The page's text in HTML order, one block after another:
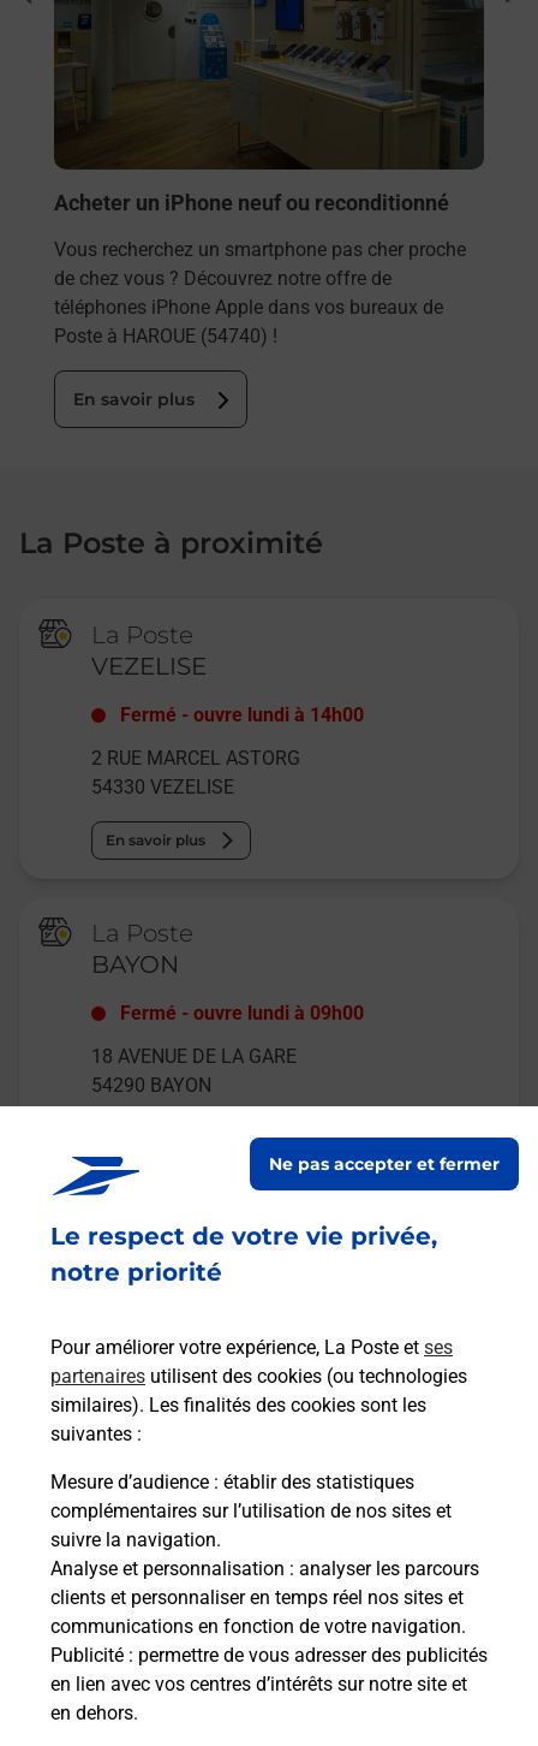
Le respect de votre vie privée,
notre priorité
Pour améliorer votre expérience, La Poste et ses
partenaires utilisent des cookies (ou technologies
similaires). Les finalités des cookies sont les
suivantes :
Mesure d’audience : établir des statistiques
complémentaires sur l’utilisation de nos sites et
suivre la navigation.
Analyse et personnalisation : analyser les parcours
clients et personnaliser en temps réel nos sites et
communications en fonction de votre navigation.
Publicité : permettre de vous adresser des publicités
en lien avec vos centres d’intérêts sur notre site et
en dehors.
Ne pas accepter et fermer
Acheter un iPhone neuf ou reconditionné
Vous recherchez un smartphone pas cher proche
de chez vous ? Découvrez notre offre de
téléphones iPhone Apple dans vos bureaux de
Poste à HAROUE (54740) !
En savoir plus
La Poste à proximité
La Poste
VEZELISE
Fermé -ouvre lundi à 14h00
2 RUE MARCEL ASTORG
54330 VEZELISE
En savoir plus
La Poste
BAYON
Fermé -ouvre lundi à 09h00
18 AVENUE DE LA GARE
54290 BAYON
La Poste
Ouvert 24h/24
En savoir plus
Recherchez un autre point de contact
Questions fréquemment posées